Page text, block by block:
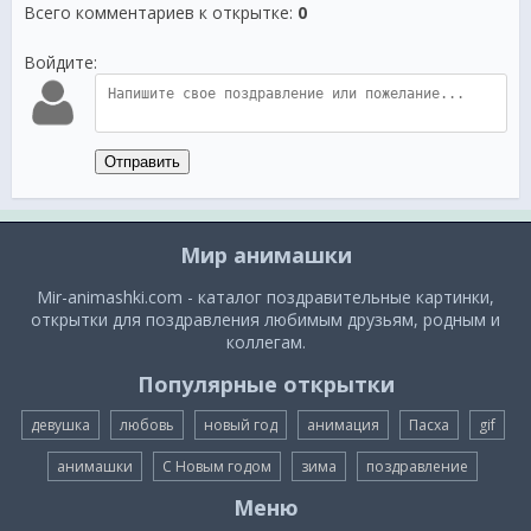
Всего комментариев к открытке: 0
Войдите:
Отправить
Мир анимашки
Mir-animashki.com - каталог поздравительные картинки,
открытки для поздравления любимым друзьям, родным и
коллегам.
Популярные открытки
девушка любовь новый год анимация Пасха gif
анимашки С Новым годом зима поздравление
Меню